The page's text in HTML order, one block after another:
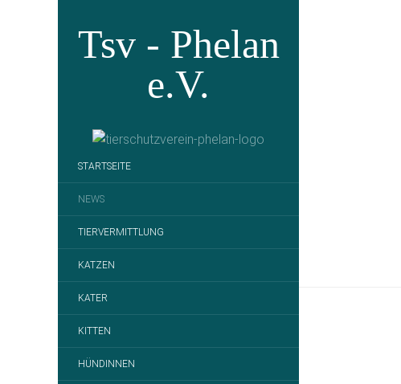
Tsv - Phelan
e.V.
STARTSEITE
NEWS
TIERVERMITTLUNG
KATZEN
KATER
KITTEN
HÜNDINNEN